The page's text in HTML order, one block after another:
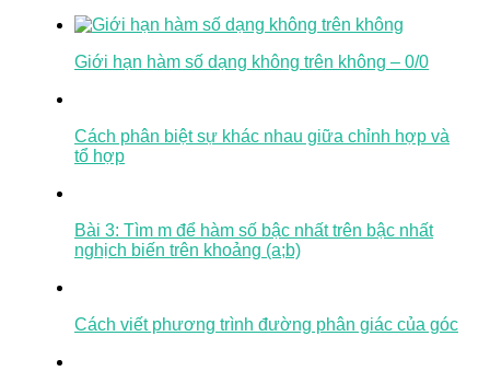
Giới hạn hàm số dạng không trên không – 0/0
Cách phân biệt sự khác nhau giữa chỉnh hợp và
tổ hợp
Bài 3: Tìm m để hàm số bậc nhất trên bậc nhất
nghịch biến trên khoảng (a;b)
Cách viết phương trình đường phân giác của góc